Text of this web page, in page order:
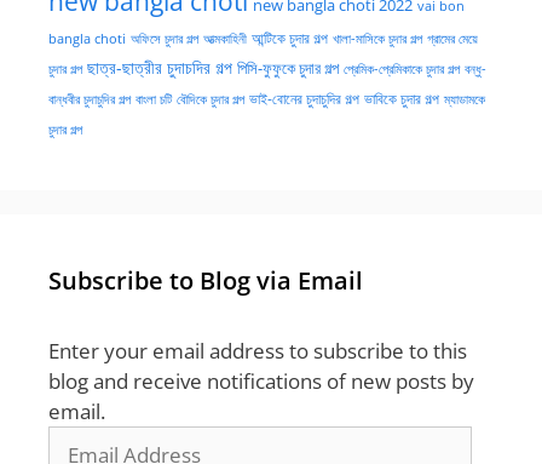
new bangla choti 2022 vai bon
bangla choti অফিসে চুদার গল্প আত্মকাহিনী আন্টিকে চুদার গল্প খালা-মাসিকে চুদার গল্প গ্রামের মেয়ে
চুদার গল্প ছাত্র-ছাত্রীর চুদাচদির গল্প পিসি-ফুফুকে চুদার গল্প প্রেমিক-প্রেমিকাকে চুদার গল্প বন্ধু-
বান্ধবীর চুদাচুদির গল্প বাংলা চটি বৌদিকে চুদার গল্প ভাই-বোনের চুদাচুদির গল্প ভাবিকে চুদার গল্প ম্যাডামকে
চুদার গল্প
Subscribe to Blog via Email
Enter your email address to subscribe to this
blog and receive notifications of new posts by
email.